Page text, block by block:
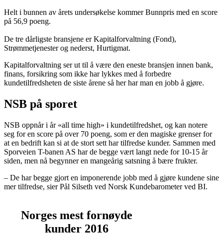
Helt i bunnen av årets undersøkelse kommer Bunnpris med en score
på 56,9 poeng.
De tre dårligste bransjene er Kapitalforvaltning (Fond),
Strømmetjenester og nederst, Hurtigmat.
Kapitalforvaltning ser ut til å være den eneste bransjen innen bank,
finans, forsikring som ikke har lykkes med å forbedre
kundetilfredsheten de siste årene så her har man en jobb å gjøre.
NSB på sporet
NSB oppnår i år «all time high» i kundetilfredshet, og kan notere
seg for en score på over 70 poeng, som er den magiske grenser for
at en bedrift kan si at de stort sett har tilfredse kunder. Sammen med
Sporveien T-banen AS har de begge vært langt nede for 10-15 år
siden, men nå begynner en mangeårig satsning å bære frukter.
– De har begge gjort en imponerende jobb med å gjøre kundene sine
mer tilfredse, sier Pål Silseth ved Norsk Kundebarometer ved BI.
Norges mest fornøyde
kunder 2016